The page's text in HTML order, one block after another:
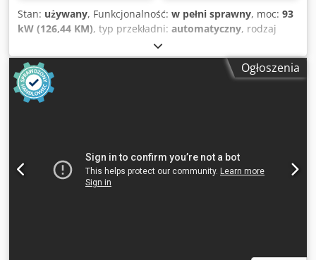
Wysokość transportowa:3,35 m Djdpfx Amezadcbs Djkr
Szerokość podwozia (LC):3,19 m Długość gąsienic na
podłożu:4,0 m Podana cena jest w wartości Netto i
obowiązuje na Export oraz dla firm. Dla klienta
indywidualnego możliwy spory rabat - Zapraszamy
bezpośrednio do kontaktu telefonicznego , tak aby uzyskać
Stan: używany, Funkcjonalność: w pełni sprawny, moc: 93
kW (126,44 KM), typ przekładni: automatyczny, rodzaj
, masa własna:12 600 kg
eksploatacyjna:12 600 kg, konfiguracja osi:4x4, pierwsza
rejestracja:
, godziny pracy:
17 762 h
koła, widły do palet
9AR00289 Stan techniczny: sprawny! Tel. 44
Ogłoszenia